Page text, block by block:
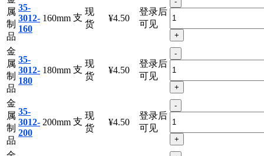
金
属
制
品
35-
3012-
160
支
现
货
登录后
可见
-
+
金
属
制
品
35-
3012-
180
支
现
货
登录后
可见
-
+
金
属
制
品
35-
3012-
200
支
现
货
登录后
可见
-
+